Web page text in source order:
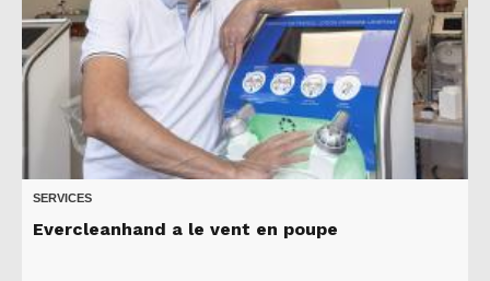
SERVICES
Evercleanhand a le vent en poupe